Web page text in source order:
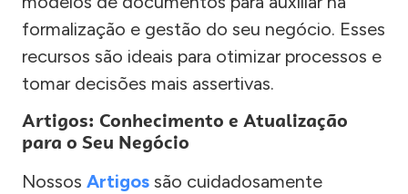
formalização e gestão do seu negócio. Esses
recursos são ideais para otimizar processos e
tomar decisões mais assertivas.
Artigos: Conhecimento e Atualização
para o Seu Negócio
Nossos Artigos são cuidadosamente